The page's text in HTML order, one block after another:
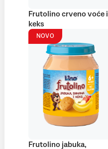
Frutolino crveno voće i
keks
NOVO
Frutolino jabuka,